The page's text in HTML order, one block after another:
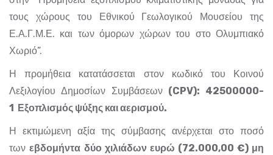
τους χώρους του Εθνικού Γεωλογικού Μουσείου της
Ε.Α.Γ.Μ.Ε. και των όμορων χώρων του στο Ολυμπιακό
Χωριό”.
Η προμήθεια κατατάσσεται στον κωδικό του Κοινού
Λεξιλογίου Δημοσίων Συμβάσεων (CPV): 42500000-
1
Εξοπλισμός ψύξης και αερισμού.
Η εκτιμώμενη αξία της σύμβασης ανέρχεται στο ποσό
των εβδομήντα δύο χιλιάδων ευρώ (72.000,00 €) μη